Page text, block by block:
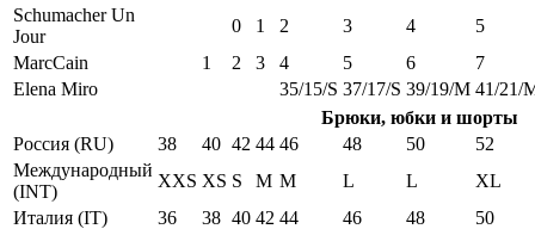
Schumacher Un
Jour
0 1 2 3 4
5
MarcCain
1 2 3 4 5 6
7
Elena Miro
35/15/S 37/17/S 39/19/M 41/21/
Брюки, юбки и шорты
Россия (RU)
38 40 42 44 46 48 50
52
Международный
(INT)
XXS XS S M M L L
XL
Италия (IT)
36 38 40 42 44 46 48
50